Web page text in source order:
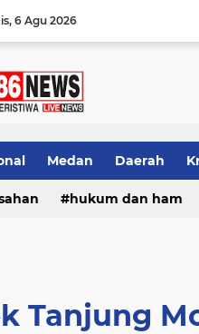
6 Agu 2026
Medan Daerah
hukum dan ham
Tanjung